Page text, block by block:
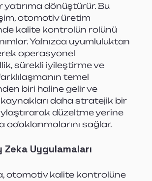
dönüştürür. Bu
otomotiv üretim
kalite kontrolün rolünü
Yalnızca uyumluluktan
operasyonel
sürekli iyileştirme ve
temel
biri haline gelir ve
daha stratejik bir
düzeltme yerine
odaklanmalarını sağlar.
Zeka Uygulamaları
otomotiv kalite kontrolüne